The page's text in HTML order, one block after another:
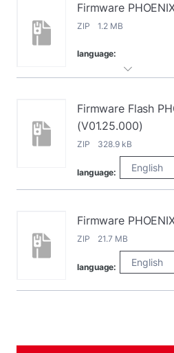
Firmware
ZIP 1.2 MB
language:
Firmware Flash
(V01.25.000)
ZIP 328.9 kB
language:
Firmware
ZIP 21.7 MB
language: